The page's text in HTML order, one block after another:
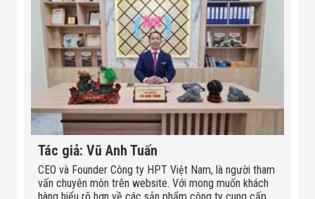
Tác giả: Vũ Anh Tuấn
CEO và Founder Công ty HPT Việt Nam, là người tham
vấn chuyên môn trên website. Với mong muốn khách